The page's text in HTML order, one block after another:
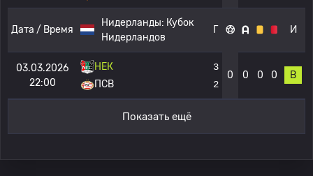
Дата / Время
Нидерланды: Кубок
Нидерландов
Г И
03.03.2026
22:00
НЕК
ПСВ
3
2
0 0 0 0 В
Показать ещё